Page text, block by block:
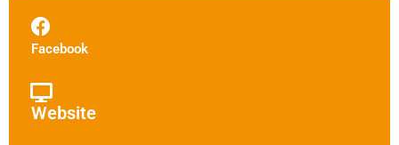
Facebook
Website